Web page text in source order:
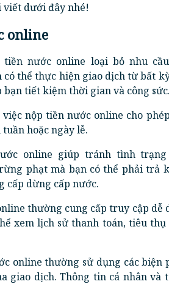
viết dưới đây nhé!
online
tiền nước online loại bỏ nhu
thể thực hiện giao dịch từ bất
tiết kiệm thời gian và công sức.
nộp tiền nước online cho
hoặc ngày lễ.
online giúp tránh tình
phạt mà bạn có thể phải trả
cấp dừng cấp nước.
thường cung cấp truy cập dễ
xem lịch sử thanh toán, tiêu thụ
online thường sử dụng các biện
giao dịch. Thông tin cá nhân và